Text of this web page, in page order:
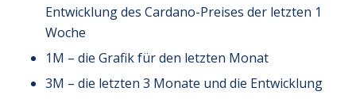
Entwicklung des Cardano-Preises der letzten 1
Woche
1M – die Grafik für den letzten Monat
3M – die letzten 3 Monate und die Entwicklung